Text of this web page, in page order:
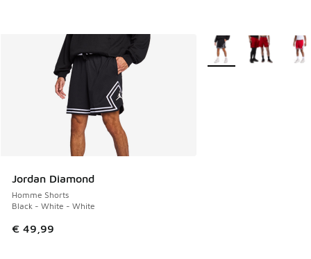
Jordan Diamond
Homme Shorts
Black - White - White
€ 49,99
Plus de couleurs